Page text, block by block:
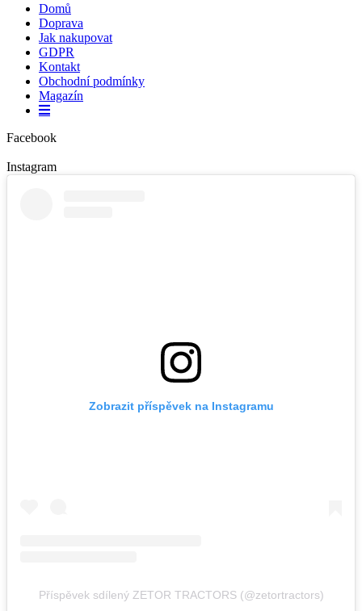
Domů
Doprava
Jak nakupovat
GDPR
Kontakt
Obchodní podmínky
Magazín
Facebook
Instagram
Zobrazit příspěvek na Instagramu
Příspěvek sdílený ZETOR TRACTORS (@zetortractors)